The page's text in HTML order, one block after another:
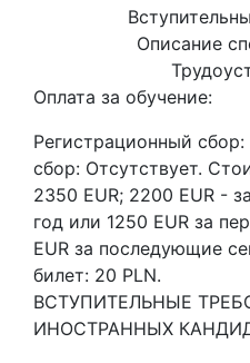
Описание
Оплата за обучение:
Регистрационный
сбор: Отсутствует.
2350 EUR; 2200 EUR -
год или 1250 EUR за
EUR за последующие
билет: 20 PLN.
ВСТУПИТЕЛЬНЫЕ
ИНОСТРАННЫХ